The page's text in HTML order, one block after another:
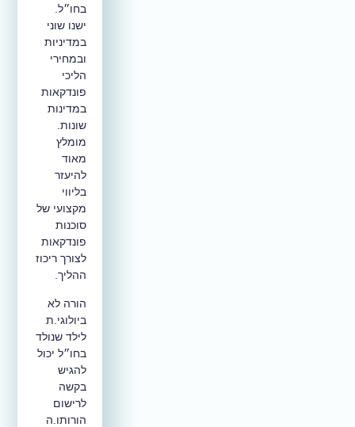
בחו״ל.
ישנו שוני
במדיניות
ובמחירי
הליכי
פונדקאות
במדינות
שונות.
מומלץ
מאוד
להיעזר
בליווי
מקצועי של
סוכנות
פונדקאות
לצורך ריכוז
ההליך.
הורה לא
ביולוגי.ת
לילד שנולד
בחו״ל יכול
להגיש
בקשה
לרישום
הורותו.ה